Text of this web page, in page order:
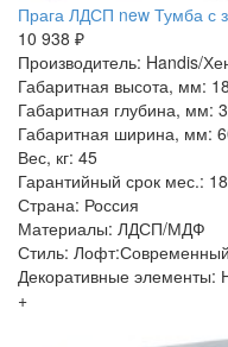
Прага ЛДСП new Тумба с
10 938 ₽
Производитель: Handis/
Габаритная высота, мм:
Габаритная глубина, мм:
Габаритная ширина, мм:
Вес, кг: 45
Гарантийный срок мес.: 18
Страна: Россия
Материалы: ЛДСП/МДФ
Стиль: Лофт:Современный
Декоративные элементы:
+